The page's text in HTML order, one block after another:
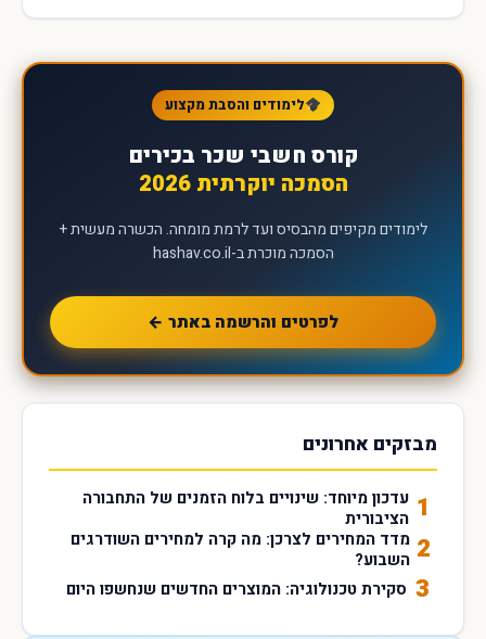
לימודים והסבת מקצוע
קורס חשבי שכר בכירים
הסמכה יוקרתית 2026
לימודים מקיפים מהבסיס ועד לרמת מומחה. הכשרה מעשית +
הסמכה מוכרת ב-hashav.co.il
לפרטים והרשמה באתר ←
מבזקים אחרונים
1 עדכון מיוחד: שינויים בלוח הזמנים של התחבורה
הציבורית
2 מדד המחירים לצרכן: מה קרה למחירים השודרגים
השבוע?
3 סקירת טכנולוגיה: המוצרים החדשים שנחשפו היום